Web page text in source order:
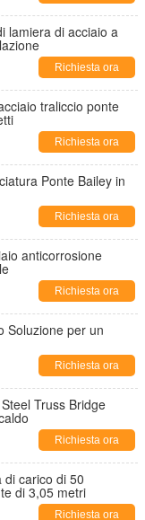
lamiera di acciaio a
Richiesta ora
traliccio ponte
Richiesta ora
Ponte Bailey in
Richiesta ora
anticorrosione
Richiesta ora
Soluzione per un
Richiesta ora
Truss Bridge
Richiesta ora
di carico di 50
di 3,05 metri
Richiesta ora